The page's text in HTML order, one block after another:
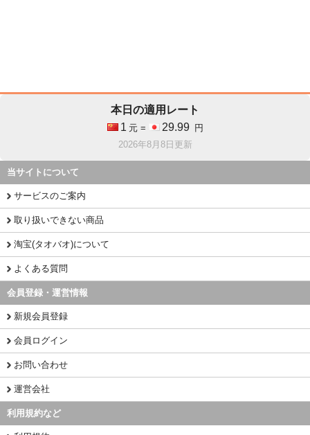
本日の適用レート
1 元 = 29.99
円
2026年8月8日更新
当サイトについて
サービスのご案内
取り扱いできない商品
淘宝(タオバオ)について
よくある質問
会員登録・運営情報
新規会員登録
会員ログイン
お問い合わせ
運営会社
利用規約など